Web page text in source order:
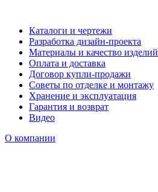
Каталоги и чертежи
Разработка дизайн-проекта
Материалы и качество изделий
Оплата и доставка
Договор купли-продажи
Советы по отделке и монтажу
Хранение и эксплуатация
Гарантия и возврат
Видео
О компании